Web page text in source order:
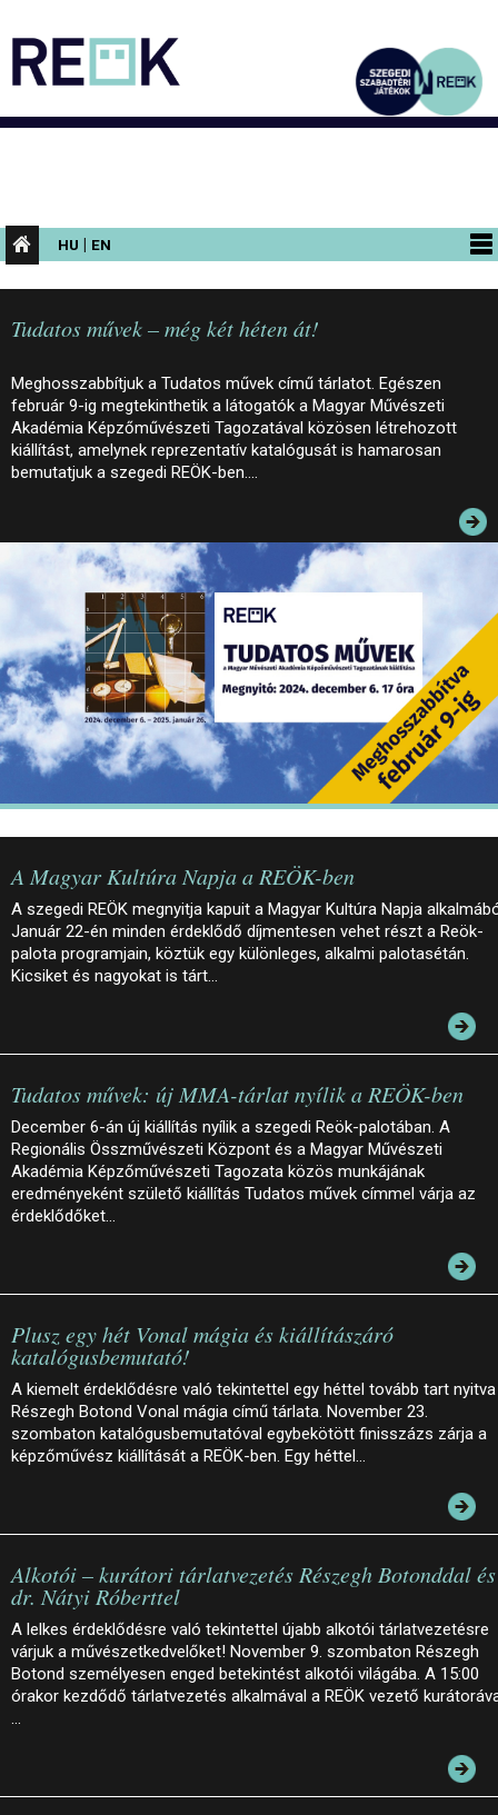
HU | EN
PROGRAMOK
KIÁLLÍTÁSOK
AZ ÉPÜLET
INFORMÁCIÓK
KONFERENCIA
ELÉRHETŐSÉG
PALOTASÉTÁK ÉS VEZETÉSEK
KÖZÉRDEKŰ ADATOK
Tudatos művek – még két héten át!
Meghosszabbítjuk a Tudatos művek című tárlatot. Egészen
február 9-ig megtekinthetik a látogatók a Magyar Művészeti
Akadémia Képzőművészeti Tagozatával közösen létrehozott
kiállítást, amelynek reprezentatív katalógusát is hamarosan
bemutatjuk a szegedi REÖK-ben.…
A Magyar Kultúra Napja a REÖK-ben
A szegedi REÖK megnyitja kapuit a Magyar Kultúra Napja
Január 22-én minden érdeklődő díjmentesen vehet részt a Reök-
palota programjain, köztük egy különleges, alkalmi palotasétán.
Kicsiket és nagyokat is tárt…
Tudatos művek: új MMA-tárlat nyílik a REÖK-ben
December 6-án új kiállítás nyílik a szegedi Reök-palotában. A
Regionális Összművészeti Központ és a Magyar Művészeti
Akadémia Képzőművészeti Tagozata közös munkájának
eredményeként születő kiállítás Tudatos művek címmel várja az
érdeklődőket…
Plusz egy hét Vonal mágia és kiállítászáró
katalógusbemutató!
A kiemelt érdeklődésre való tekintettel egy héttel tovább tart nyitva
Részegh Botond Vonal mágia című tárlata. November 23.
szombaton katalógusbemutatóval egybekötött finisszázs zárja a
képzőművész kiállítását a REÖK-ben. Egy héttel…
Alkotói – kurátori tárlatvezetés Részegh Botonddal és
dr. Nátyi Róberttel
A lelkes érdeklődésre való tekintettel újabb alkotói tárlatvezetésre
várjuk a művészetkedvelőket! November 9. szombaton Részegh
Botond személyesen enged betekintést alkotói világába. A 15:00
órakor kezdődő tárlatvezetés alkalmával a REÖK vezető
…